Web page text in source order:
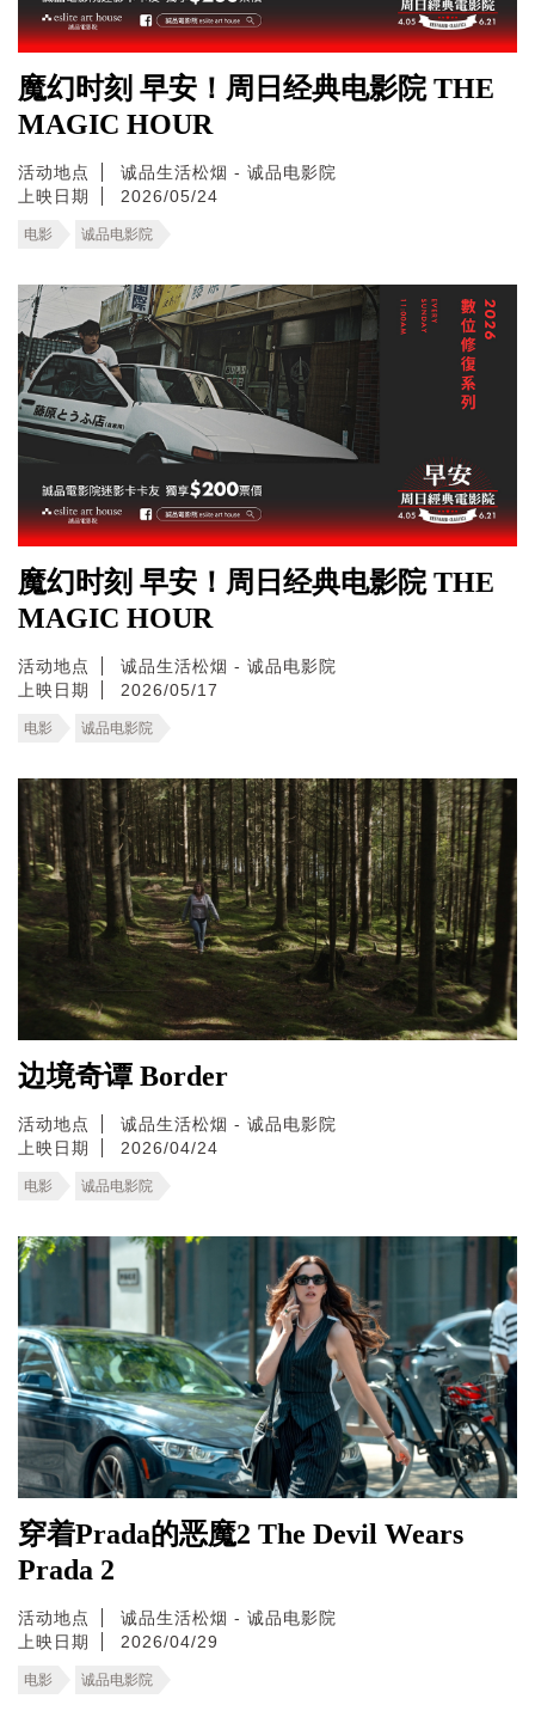
魔幻时刻 早安！周日经典电影院 THE
MAGIC HOUR
活动地点
诚品生活松烟 - 诚品电影院
上映日期
2026/05/24
电影 诚品电影院
魔幻时刻 早安！周日经典电影院 THE
MAGIC HOUR
活动地点
诚品生活松烟 - 诚品电影院
上映日期
2026/05/17
电影 诚品电影院
边境奇谭 Border
活动地点
诚品生活松烟 - 诚品电影院
上映日期
2026/04/24
电影 诚品电影院
穿着Prada的恶魔2 The Devil Wears
Prada 2
活动地点
诚品生活松烟 - 诚品电影院
上映日期
2026/04/29
电影 诚品电影院